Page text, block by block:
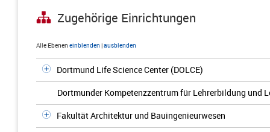
Zugehörige Einrichtungen
Alle Ebenen einblenden |ausblenden
Dortmund Life Science Center (DOLCE)
Dortmunder Kompetenzzentrum für Lehrerbildung und
Fakultät Architektur und Bauingenieurwesen